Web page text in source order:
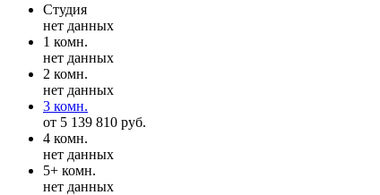
Студия
нет данных
1 комн.
нет данных
2 комн.
нет данных
3 комн.
от 5 139 810 руб.
4 комн.
нет данных
5+ комн.
нет данных